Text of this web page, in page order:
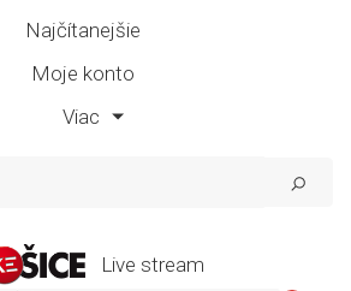
Najčítanejšie
Moje konto
Viac
Live stream